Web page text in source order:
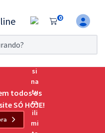
0
dias!
da
todos os
SÓ HOJE!